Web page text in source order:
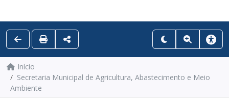
Início
Secretaria Municipal de Agricultura, Abastecimento e Meio
Ambiente